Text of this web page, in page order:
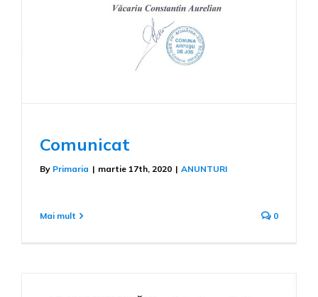
Comunicat
By Primaria | martie 17th, 2020 | ANUNTURI
Mai mult 0